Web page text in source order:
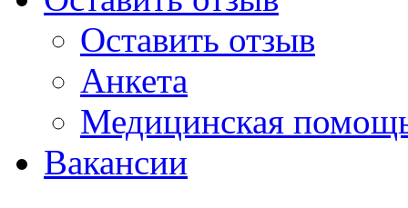
Оставить отзыв
Анкета
Медицинская
Вакансии